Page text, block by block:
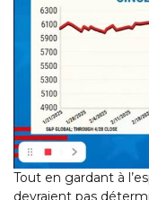
Tout en gardant à
devraient pas